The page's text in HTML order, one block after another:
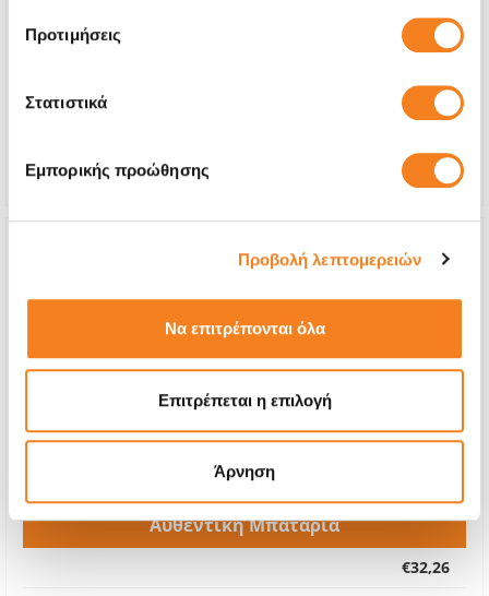
Προτιμήσεις
Στατιστικά
Εμπορικής προώθησης
Προβολή λεπτομερειών
Να επιτρέπονται όλα
Επιτρέπεται η επιλογή
Άρνηση
€72,58
€90,00
2-4 ώρες
Εγγύηση
12 μήνες
Αυθεντική Μπαταρία
€32,26